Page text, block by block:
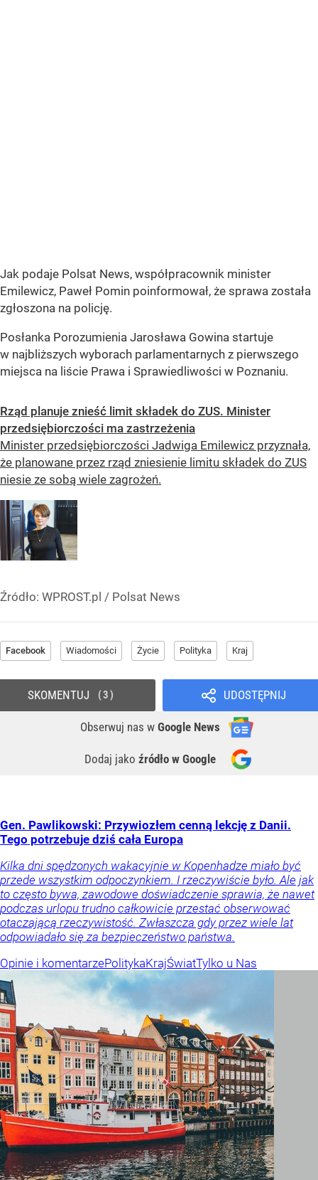
Jak podaje Polsat News, współpracownik minister
Emilewicz, Paweł Pomin poinformował, że sprawa została
zgłoszona na policję.
Posłanka Porozumienia Jarosława Gowina startuje
w najbliższych wyborach parlamentarnych z pierwszego
miejsca na liście Prawa i Sprawiedliwości w Poznaniu.
Rząd planuje znieść limit składek do ZUS. Minister
przedsiębiorczości ma zastrzeżenia
Minister przedsiębiorczości Jadwiga Emilewicz przyznała,
że planowane przez rząd zniesienie limitu składek do ZUS
niesie ze sobą wiele zagrożeń.
Źródło: WPROST.pl / Polsat News
Facebook Wiadomości Życie Polityka Kraj
UDOSTĘPNIJ
Obserwuj nas w Google News
Dodaj jako źródło w Google
SKOMENTUJ 3
Gen. Pawlikowski: Przywiozłem cenną lekcję z Danii.
Tego potrzebuje dziś cała Europa
Kilka dni spędzonych wakacyjnie w Kopenhadze miało być
przede wszystkim odpoczynkiem. I rzeczywiście było. Ale jak
to często bywa, zawodowe doświadczenie sprawia, że nawet
podczas urlopu trudno całkowicie przestać obserwować
otaczającą rzeczywistość. Zwłaszcza gdy przez wiele lat
odpowiadało się za bezpieczeństwo państwa.
Opinie i komentarzePolitykaKrajŚwiatTylko u Nas